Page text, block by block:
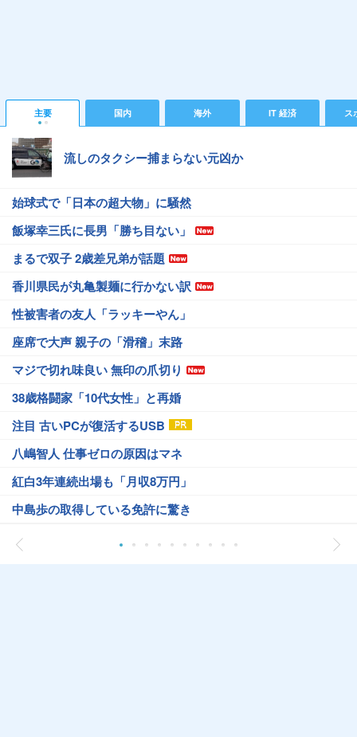
主要 国内 海外 IT 経済 ス
流しのタクシー捕まらない元凶か
始球式で「日本の超大物」に騒然
飯塚幸三氏に長男「勝ち目ない」
まるで双子 2歳差兄弟が話題
香川県民が丸亀製麺に行かない訳
性被害者の友人「ラッキーやん」
座席で大声 親子の「滑稽」末路
マジで切れ味良い 無印の爪切り
38歳格闘家「10代女性」と再婚
注目 古いPCが復活するUSB
八嶋智人 仕事ゼロの原因はマネ
紅白3年連続出場も「月収8万円」
中島歩の取得している免許に驚き